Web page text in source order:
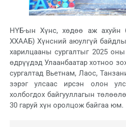
НҮБ-ын Хүнс, хөдөө аж ахуйн
ХХААБ) Хүнсний аюулгүй
харилцааны сургалтыг 2025
өдрүүдэд Улаанбаатар хотноо
сургалтад Вьетнам, Лаос,
зэрэг улсаас ирсэн олон
холбогдох байгууллагын
30 гаруй хүн оролцож байгаа юм.